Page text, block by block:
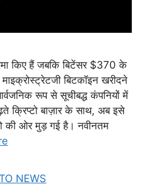
किए हैं जबकि बिटेंसर $370 के
बिटकॉइन खरीदने
रूप से सूचीबद्ध कंपनियों में
क्रिप्टो बाज़ार के साथ, अब इसे
की ओर मुड़ गई है। नवीनतम
NEWS